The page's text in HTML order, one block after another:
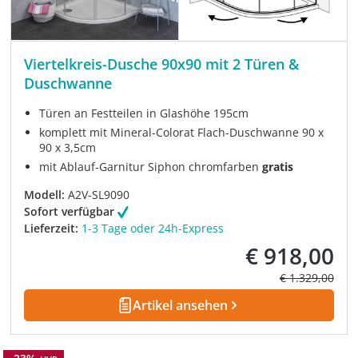
Viertelkreis-Dusche 90x90 mit 2 Türen &
Duschwanne
Türen an Festteilen in Glashöhe 195cm
komplett mit Mineral-Colorat Flach-Duschwanne 90 x
90 x 3,5cm
mit Ablauf-Garnitur Siphon chromfarbengratis
Modell: A2V-SL9090
Sofort verfügbar
Lieferzeit: 1-3 Tage oder 24h-Express
Verkaufspreis:
€ 918,00
Regulärer
€ 1.329,00
Artikel ansehen